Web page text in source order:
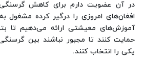
افغان‌های امروزی را درگیر کرده مشغول
آموزش‌های معیشتی ارائه می‌دهیم تا
حمایت کنند تا مجبور نباشند بین
یکی را انتخاب کنند.